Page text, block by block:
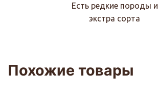
Есть редкие породы и
экстра сорта
Похожие товары